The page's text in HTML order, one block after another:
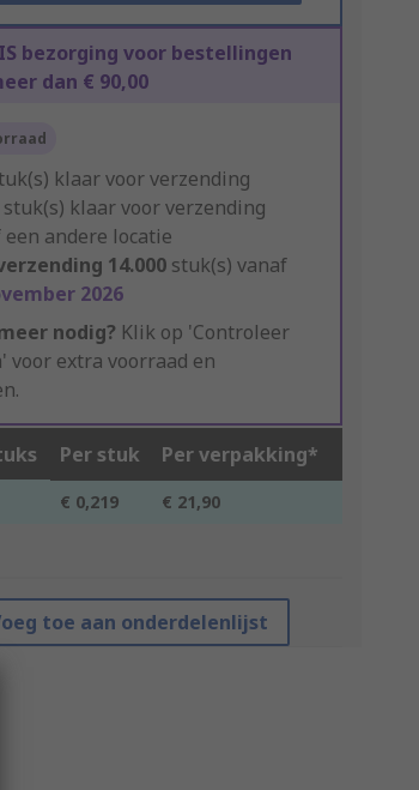
bezorging voor bestellingen
dan € 90,00
klaar voor verzending
stuk(s) klaar voor verzending
een andere locatie
14.000 stuk(s) vanaf
2026
nodig? Klik op 'Controleer
voor extra voorraad en
Per stuk Per verpakking*
€ 0,219 € 21,90
toe aan onderdelenlijst